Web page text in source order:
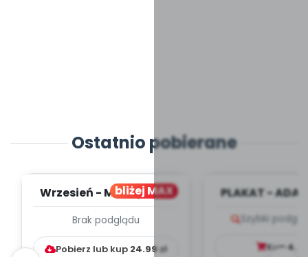
Ostatnio pobierane
bliżej MAX
Wrzesień - MIESIĘCZNY
WYCHOWAWCZO –
DYDAKTYC...
Brak podglądu
Pobierz lub kup 24.99 zł
PLAKAT -
Szybki
Kup